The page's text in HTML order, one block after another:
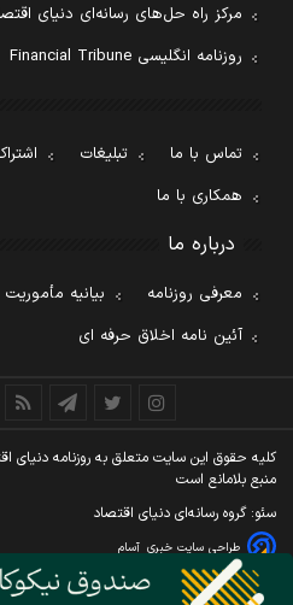
مرکز راه حل‌های رسانه‌ای دنیای
روزنامه انگلیسی Financial Tribune
تماس با ما تبلیغات
همکاری با ما
درباره ما
معرفی روزنامه
بیانیه مأموریت
آئین نامه اخلاق حرفه ای
کليه حقوق اين سايت متعلق به روزنامه دنيای
منبع بلامانع است
سئو: گروه رسانه‌ای دنیای اقتصاد
طراحی سایت خبری آسام